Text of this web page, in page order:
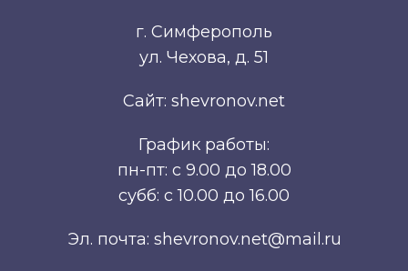
г. Симферополь
ул. Чехова, д. 51
Сайт: shevronov.net
График работы:
пн-пт: с 9.00 до 18.00
субб: с 10.00 до 16.00
Эл. почта: shevronov.net@mail.ru